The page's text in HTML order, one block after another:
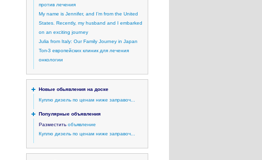
против лечения
My name is Jennifer, and I’m from the United
States. Recently, my husband and I embarked
on an exciting journey
Julia from Italy: Our Family Journey in Japan
Топ-3 европейских клиник для лечения
онкологии
Новые обьявления на доске
Куплю дизель по ценам ниже заправоч...
Популярные объявления
Разместить объявление
Куплю дизель по ценам ниже заправоч...